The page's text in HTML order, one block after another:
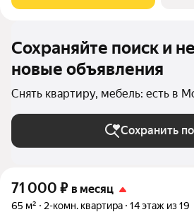
Сохраняйте поиск и
новые объявления
Снять квартиру, мебель: есть в
Сохранить
71 000 ₽ в месяц
65 м² 2-комн. квартира 14 этаж из 19